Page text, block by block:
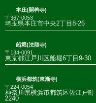
本庄(開善寺)
〒367-0053
埼玉県本庄市中央2丁目8-26
船堀(法龍寺)
〒134-0091
東京都江戸川区船堀6丁目9-30
横浜都筑(東漸寺)
〒224-0054
神奈川県横浜市都筑区佐江戸町
2240